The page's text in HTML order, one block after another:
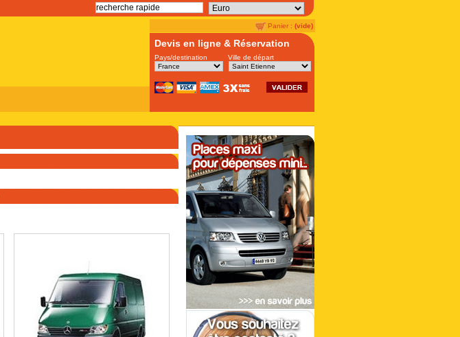
Panier : (vide)
Devis en ligne & Réservation
Pays/destination Ville de départ